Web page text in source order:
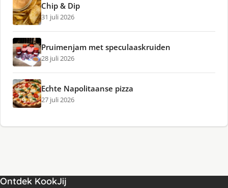
Chip & Dip
31 juli 2026
Pruimenjam met speculaaskruiden
28 juli 2026
Echte Napolitaanse pizza
27 juli 2026
Ontdek KookJij